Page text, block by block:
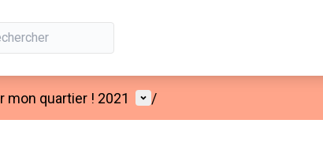
mon quartier ! 2021 Menu utilisateur
/
la carte